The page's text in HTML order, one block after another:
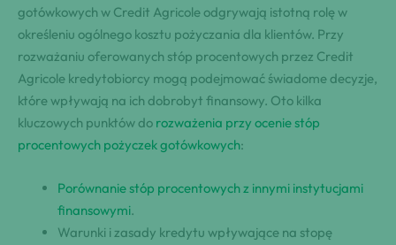
gotówkowych w Credit Agricole odgrywają istotną rolę w
określeniu ogólnego kosztu pożyczania dla klientów. Przy
rozważaniu oferowanych stóp procentowych przez Credit
Agricole kredytobiorcy mogą podejmować świadome decyzje,
które wpływają na ich dobrobyt finansowy. Oto kilka
kluczowych punktów do rozważenia przy ocenie stóp
procentowych pożyczek gotówkowych:
Porównanie stóp procentowych z innymi instytucjami
finansowymi.
Warunki i zasady kredytu wpływające na stopę